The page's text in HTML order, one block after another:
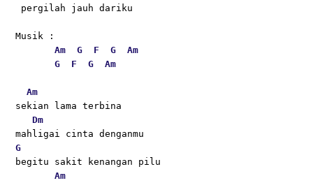
pergilah jauh dariku
Musik :
Am
G F G
Am
G
F G Am
Am
sekian lama terbina
Dm
mahligai cinta denganmu
G
begitu sakit kenangan pilu
Am